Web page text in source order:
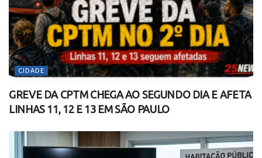
CIDADE
GREVE DA CPTM CHEGA AO SEGUNDO DIA E AFETA
LINHAS 11, 12 E 13 EM SÃO PAULO